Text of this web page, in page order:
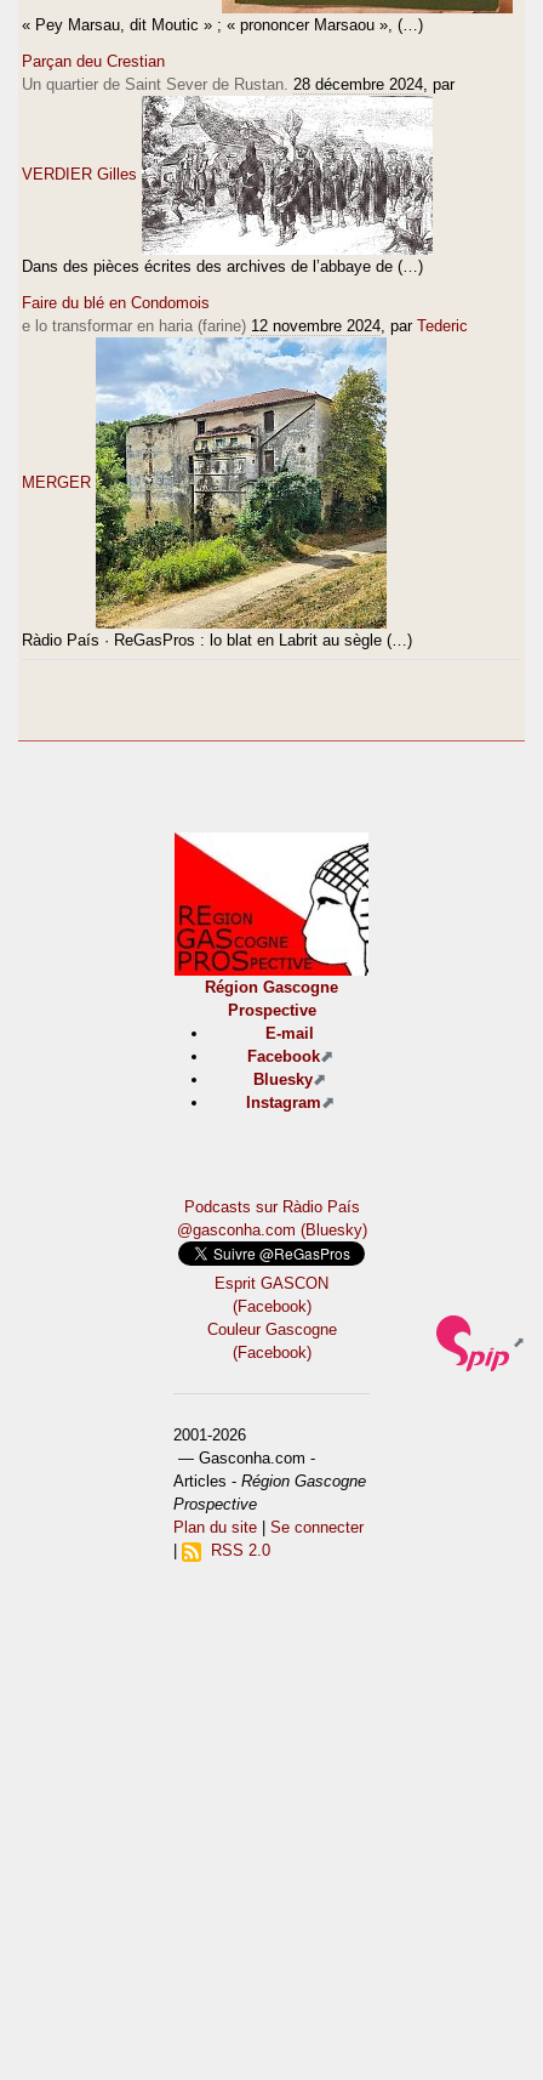
« Pey Marsau, dit Moutic » ; « prononcer Marsaou », (…)
Parçan deu Crestian
Un quartier de Saint Sever de Rustan. 28 décembre 2024, par
VERDIER Gilles
Dans des pièces écrites des archives de l’abbaye de (…)
Faire du blé en Condomois
e lo transformar en haria (farine) 12 novembre 2024, par Tederic
MERGER
Ràdio País · ReGasPros : lo blat en Labrit au sègle (…)
Région Gascogne
Prospective
E-mail
Facebook
Bluesky
Instagram
Podcasts sur Ràdio País
@gasconha.com (Bluesky)
Esprit GASCON
(Facebook)
Couleur Gascogne
(Facebook)
2001-2026
— Gasconha.com -
Articles -Région Gascogne
Prospective
Plan du site |Se connecter
|
RSS 2.0